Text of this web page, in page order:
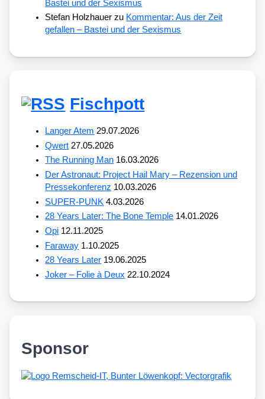
Bastei und der Sexismus
Stefan Holzhauer zu Kommentar: Aus der Zeit
gefallen – Bastei und der Sexismus
Fischpott
Langer Atem 29.07.2026
Qwert 27.05.2026
The Running Man 16.03.2026
Der Astronaut: Project Hail Mary – Rezension und
Pressekonferenz 10.03.2026
SUPER-PUNK 4.03.2026
28 Years Later: The Bone Temple 14.01.2026
Opi 12.11.2025
Faraway 1.10.2025
28 Years Later 19.06.2025
Joker – Folie à Deux 22.10.2024
Sponsor